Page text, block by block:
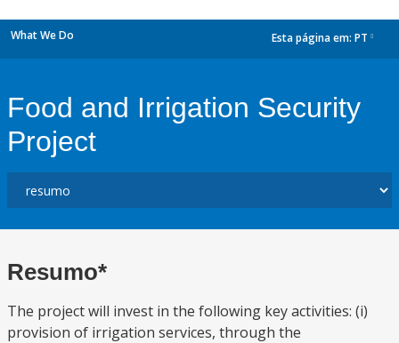
What We Do Esta página em: PT
Food and Irrigation Security
Project
Resumo*
The project will invest in the following key activities: (i)
provision of irrigation services, through the